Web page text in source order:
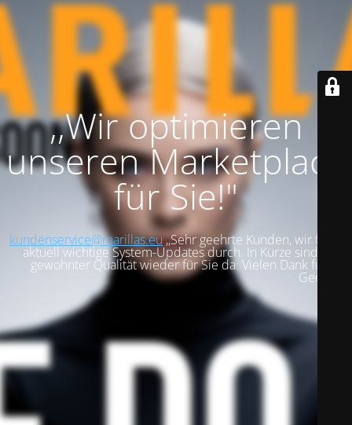
,,Wir optimieren
unseren Marketplace
für Sie!"
kundenservice@marillas.eu,,Sehr geehrte Kunden, wir führen
aktuell wichtige System-Updates durch. In Kürze sind wir in
gewohnter Qualität wieder für Sie da. Vielen Dank für Ihre
Geduld!".